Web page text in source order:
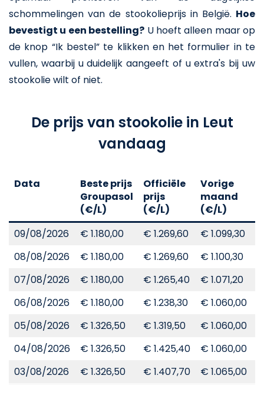
schommelingen van de stookolieprijs in België. Hoe
bevestigt u een bestelling? U hoeft alleen maar op
de knop “Ik bestel” te klikken en het formulier in te
vullen, waarbij u duidelijk aangeeft of u extra's bij uw
stookolie wilt of niet.
De prijs van stookolie in Leut
vandaag
Data
Beste prijs
Groupasol
(€/L)
Officiële
prijs
(€/L)
Vorige
maand
(€/L)
09/08/2026
€ 1.180,00 € 1.269,60 € 1.099,30
08/08/2026
€ 1.180,00 € 1.269,60 € 1.100,30
07/08/2026
€ 1.180,00 € 1.265,40 € 1.071,20
06/08/2026
€ 1.180,00 € 1.238,30 € 1.060,00
05/08/2026
€ 1.326,50 € 1.319,50 € 1.060,00
04/08/2026
€ 1.326,50 € 1.425,40 € 1.060,00
03/08/2026
€ 1.326,50 € 1.407,70 € 1.065,00